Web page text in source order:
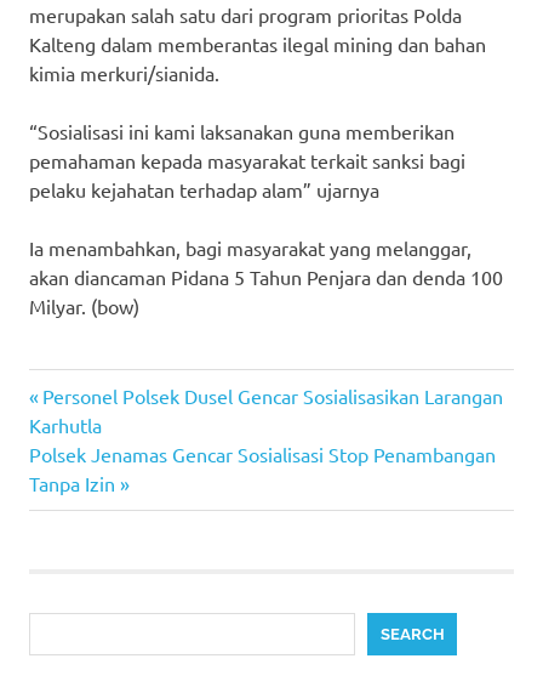
merupakan salah satu dari program prioritas Polda
Kalteng dalam memberantas ilegal mining dan bahan
kimia merkuri/sianida.
“Sosialisasi ini kami laksanakan guna memberikan
pemahaman kepada masyarakat terkait sanksi bagi
pelaku kejahatan terhadap alam” ujarnya
Ia menambahkan, bagi masyarakat yang melanggar,
akan diancaman Pidana 5 Tahun Penjara dan denda 100
Milyar. (bow)
Post
navigation
Previous
Post:
Personel Polsek Dusel Gencar Sosialisasikan Larangan
Karhutla
Next
Post:
Polsek Jenamas Gencar Sosialisasi Stop Penambangan
Tanpa Izin
SEARCH